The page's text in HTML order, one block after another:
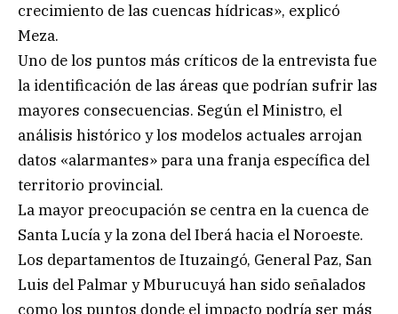
crecimiento de las cuencas hídricas», explicó
Meza.
Uno de los puntos más críticos de la entrevista fue
la identificación de las áreas que podrían sufrir las
mayores consecuencias. Según el Ministro, el
análisis histórico y los modelos actuales arrojan
datos «alarmantes» para una franja específica del
territorio provincial.
La mayor preocupación se centra en la cuenca de
Santa Lucía y la zona del Iberá hacia el Noroeste.
Los departamentos de Ituzaingó, General Paz, San
Luis del Palmar y Mburucuyá han sido señalados
como los puntos donde el impacto podría ser más